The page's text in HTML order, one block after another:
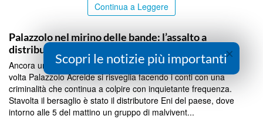
Continua a Leggere
Palazzolo nel mirino delle bande: l’assalto a
distributore fallisce ma cresce la paura
Ancora un assalto. Ancora una banda in azione. E ancora una
volta Palazzolo Acreide si risveglia facendo i conti con una
criminalità che continua a colpire con inquietante frequenza.
Stavolta il bersaglio è stato il distributore Eni del paese, dove
intorno alle 5 del mattino un gruppo di malvivent...
×
Scopri le notizie più importanti